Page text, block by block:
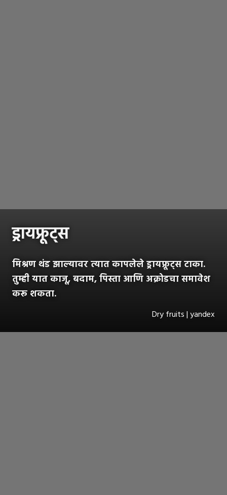
ड्रायफ्रूट्स
मिश्रण थंड झाल्यावर त्यात कापलेले ड्रायफ्रूट्स टाका.
तुम्ही यात काजू, बदाम, पिस्ता आणि अक्रोडचा समावेश
करू शकता.
Dry fruits | yandex